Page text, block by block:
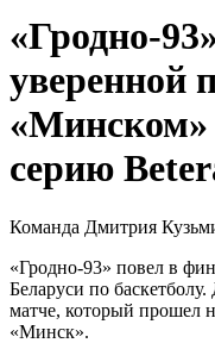
«Гродно-
уверенной
серию
Команда Дмитрия
«Гродно-93» повел в
Беларуси по
матче, который прошел
«Минск».